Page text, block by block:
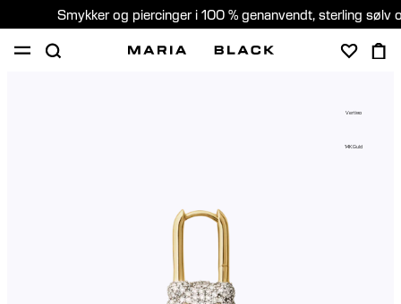
Smykker og piercinger i 100 % genanvendt, sterling sølv
Vertigo
14K Guld